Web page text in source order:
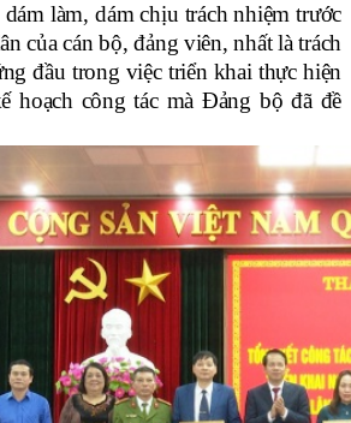
làm, dám chịu trách nhiệm trước
của cán bộ, đảng viên, nhất là trách
đầu trong việc triển khai thực hiện
hoạch công tác mà Đảng bộ đã đề